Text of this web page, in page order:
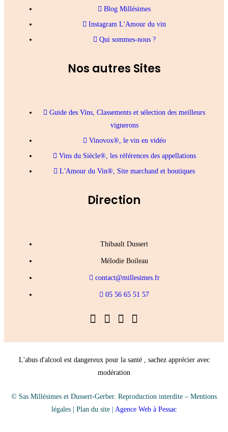
Blog Millésimes
Instagram L'Amour du vin
Qui sommes-nous ?
Nos autres Sites
Guide des Vins, Classements et sélection des meilleurs
vignerons
Vinovox®, le vin en vidéo
Vins du Siècle®, les références des appellations
L'Amour du Vin®, Site marchand et boutiques
Direction
Thibault Dussert
Mélodie Boileau
contact@millesimes.fr
05 56 65 51 57
L'abus d'alcool est dangereux pour la santé , sachez apprécier avec
modération
© Sas Millésimes et Dussert-Gerber. Reproduction interdite – Mentions
légales
Plan du site Agence Web à Pessac